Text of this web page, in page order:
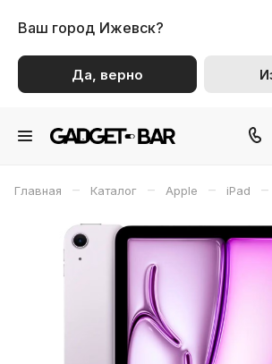
Ваш город Ижевск?
Да, верно
Главная – Каталог – Apple – iPad –